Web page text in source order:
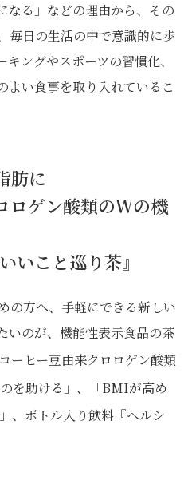
なる」などの理由から、その
毎日の生活の中で意識的に歩
ングやスポーツの習慣化、
よい食事を取り入れているこ
肪に
ロゲン酸類のＷの機
いこと巡り茶』
の方へ、手軽にできる新しい
いのが、機能性表示食品の茶
ーヒー豆由来クロロゲン酸類
を助ける」、「BMIが高め
、ボトル入り飲料『ヘルシ